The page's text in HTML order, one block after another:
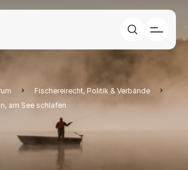
Fischereirecht, Politik & Verbände
am See schlafen